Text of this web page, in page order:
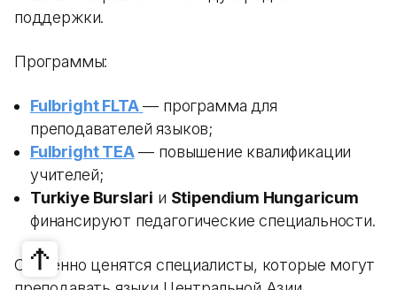
поддержки.
Программы:
Fulbright FLTA — программа для
преподавателей языков;
Fulbright TEA— повышение квалификации
учителей;
Turkiye Burslari и Stipendium Hungaricum
финансируют педагогические специальности.
Особенно ценятся специалисты, которые могут